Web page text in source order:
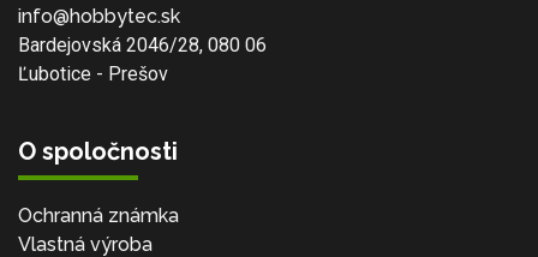
info@hobbytec.sk
Bardejovská 2046/28, 080 06
Ľubotice - Prešov
O spoločnosti
Ochranná známka
Vlastná výroba